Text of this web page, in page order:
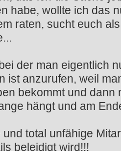
habe, wollte ich das
raten, sucht euch
der man eigentlich
ist anzurufen, weil
bekommt und dann
hängt und am
total unfähige
beleidigt wird!!!